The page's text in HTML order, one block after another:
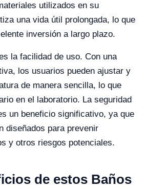
utilizados en su
una vida útil prolongada, lo que
inversión a largo plazo.
la facilidad de uso. Con una
los usuarios pueden ajustar y
de manera sencilla, lo que
en el laboratorio. La seguridad
un beneficio significativo, ya que
diseñados para prevenir
y otros riesgos potenciales.
de estos Baños